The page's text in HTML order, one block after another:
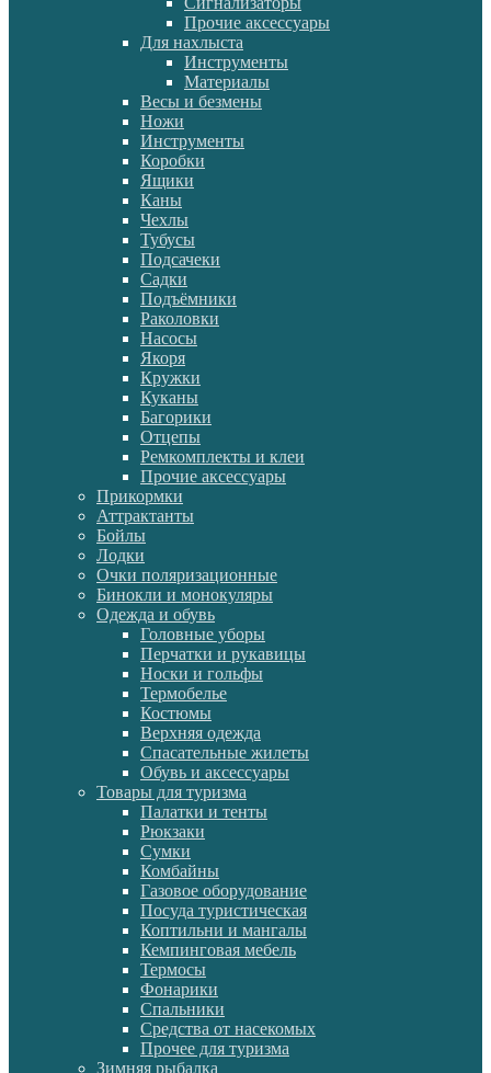
Прочие аксессуары
Для нахлыста
Инструменты
Материалы
Весы и безмены
Ножи
Инструменты
Коробки
Ящики
Каны
Чехлы
Тубусы
Подсачеки
Садки
Подъёмники
Раколовки
Насосы
Якоря
Кружки
Куканы
Багорики
Отцепы
Ремкомплекты и клеи
Прочие аксессуары
Прикормки
Аттрактанты
Бойлы
Лодки
Очки поляризационные
Бинокли и монокуляры
Одежда и обувь
Головные уборы
Перчатки и рукавицы
Носки и гольфы
Термобелье
Костюмы
Верхняя одежда
Спасательные жилеты
Обувь и аксессуары
Товары для туризма
Палатки и тенты
Рюкзаки
Сумки
Комбайны
Газовое оборудование
Посуда туристическая
Коптильни и мангалы
Кемпинговая мебель
Термосы
Фонарики
Спальники
Средства от насекомых
Прочее для туризма
Зимняя рыбалка